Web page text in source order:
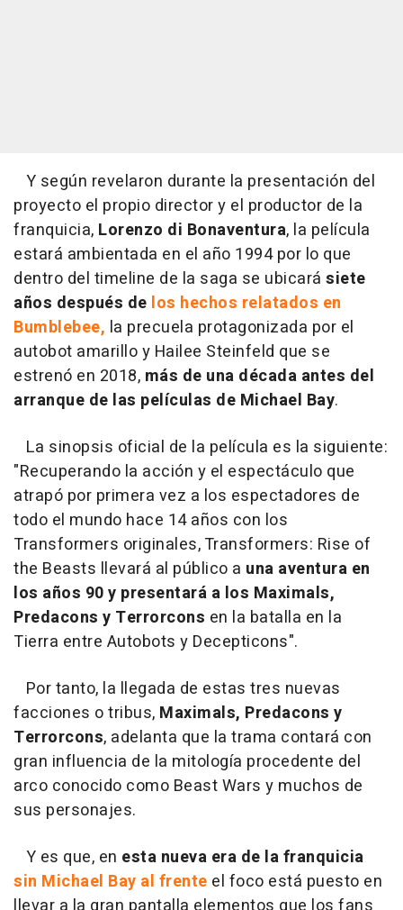
Y según revelaron durante la presentación del
proyecto el propio director y el productor de la
franquicia, Lorenzo di Bonaventura, la película
estará ambientada en el año 1994 por lo que
dentro del timeline de la saga se ubicará siete
años después de los hechos relatados en
Bumblebee, la precuela protagonizada por el
autobot amarillo y Hailee Steinfeld que se
estrenó en 2018, más de una década antes del
arranque de las películas de Michael Bay.
La sinopsis oficial de la película es la siguiente:
"Recuperando la acción y el espectáculo que
atrapó por primera vez a los espectadores de
todo el mundo hace 14 años con los
Transformers originales, Transformers: Rise of
the Beasts llevará al público a una aventura en
los años 90 y presentará a los Maximals,
Predacons y Terrorcons en la batalla en la
Tierra entre Autobots y Decepticons".
Por tanto, la llegada de estas tres nuevas
facciones o tribus, Maximals, Predacons y
Terrorcons, adelanta que la trama contará con
gran influencia de la mitología procedente del
arco conocido como Beast Wars y muchos de
sus personajes.
Y es que, en esta nueva era de la franquicia
sin Michael Bay al frente el foco está puesto en